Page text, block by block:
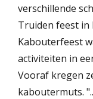
verschillende
Truiden feest in
Kabouterfeest
activiteiten in
Vooraf kregen
kaboutermuts.